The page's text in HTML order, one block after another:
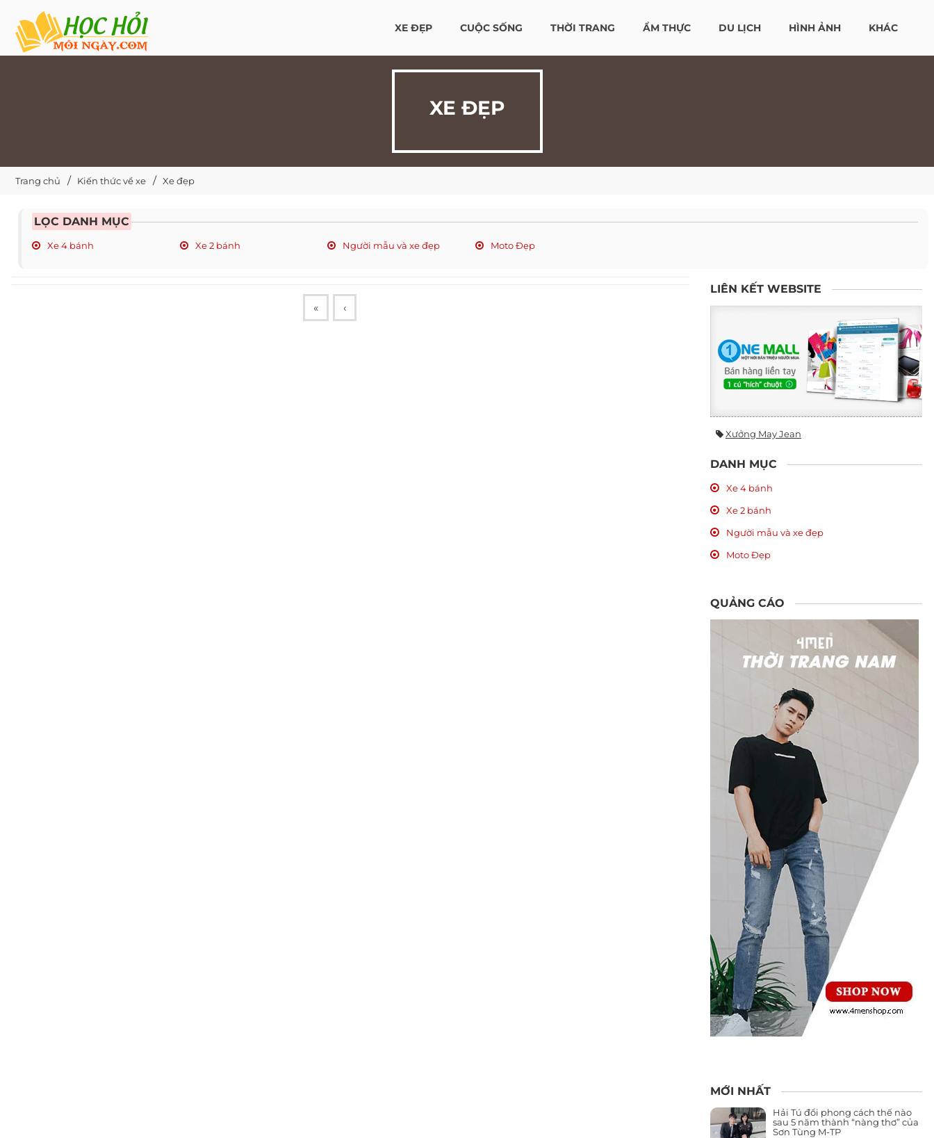
XE ĐẸP CUỘC SỐNG THỜI TRANG ẨM THỰC DU LỊCH HÌNH ẢNH KHÁC
XE ĐẸP
Trang chủ Kiến thức về xe Xe đẹp
LỌC DANH MỤC
Xe 4 bánh Xe 2 bánh Người mẫu và xe đẹp Moto Đẹp
« ‹
LIÊN KẾT WEBSITE
Xưởng May Jean
DANH MỤC
Xe 4 bánh
Xe 2 bánh
Người mẫu và xe đẹp
Moto Đẹp
QUẢNG CÁO
MỚI NHẤT
Hải Tú đổi phong cách thế nào
sau 5 năm thành “nàng thơ” của
Sơn Tùng M-TP